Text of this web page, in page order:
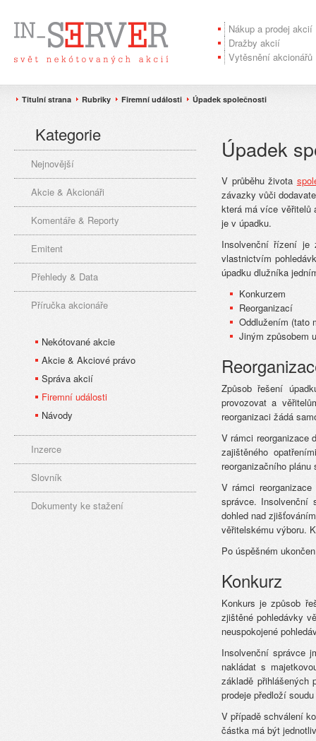
Nákup a prodej akcií
Dražby akcií
Vytěsnění akcionářů
Titulní strana Rubriky Firemní události Úpadek společnosti
Úpadek
V průběhu života
závazky vůči
která má více věřitelů
je v úpadku.
Insolvenční řízení je
vlastnictvím
úpadku dlužníka
Konkurzem
Reorganizací
Oddlužením (tato
Jiným způsobem
Způsob řešení
provozovat a
reorganizaci žádá
V rámci reorganizace
zajištěného
reorganizačního
V rámci
správce. Insolvenční
dohled nad
věřitelskému výboru.
Po úspěšném
Konkurz
Konkurs je způsob
zjištěné pohledávky
neuspokojené
Insolvenční správce
nakládat s
základě přihlášených
prodeje předloží
V případě schválení
částka má být
Kategorie
Nejnovější
Akcie & Akcionáři
Komentáře & Reporty
Emitent
Přehledy & Data
Příručka akcionáře
Nekótované akcie
Akcie & Akciové právo
Správa akcií
Firemní události
Návody
Inzerce
Slovník
Dokumenty ke stažení